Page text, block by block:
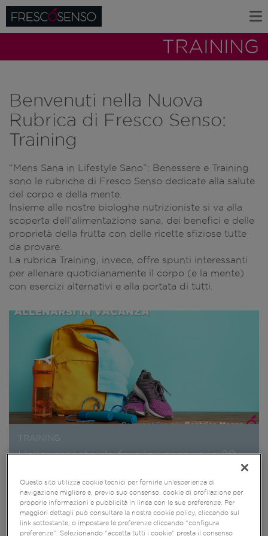
TRAINING
Benvenuti nella Nuova
Rubrica di Fresco Senso:
Training
“Mens Sana in Lifestyle Sano”: Benessere e Training
sono le rubriche di Fresco Senso dedicate alla salute
del corpo e della mente.
Insieme alle nostre biologhe nutrizioniste si va alla
scoperta dell’alimentazione sana, dei benefici e delle
proprietà della frutta con delle ricette sfiziose tutte
da provare.
La rubrica Training, invece, offre spunti interessanti
per allenare quotidianamente il corpo (e la mente)
con esercizi alternativi e alla portata di tutti.​
TRAINING
L’allenamento da fare in vacanza in 20
Questo sito utilizza cookie tecnici per fornirle un’esperienza di
navigazione migliore e, previo suo consenso, cookie di profilazione per
proporle informazioni e pubblicità in linea con le sue preferenze. Per
maggiori dettagli può consultare la nostra cookie policy, cliccando sul
link sottostante, o impostare le preferenze cliccando “configura
preferenze”. Selezionando “accetta tutti i cookie” presta il consenso